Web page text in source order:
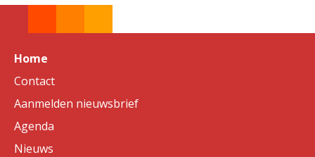
Home
Contact
Aanmelden nieuwsbrief
Agenda
Nieuws